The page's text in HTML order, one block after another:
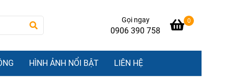
Gọi ngay
0906 390 758
0
HÌNH ẢNH NỔI BẬT LIÊN HỆ